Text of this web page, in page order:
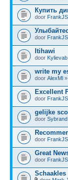
Купить
door
door
Itihawi
door Kylievab
write my
door AlexMl
Excellent
door
gelijke
door Sybrand
door
Great
door
Schaakles